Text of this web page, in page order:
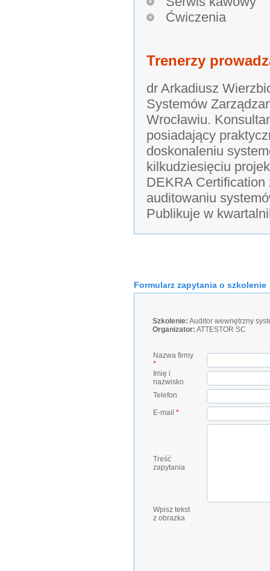
Ćwiczenia
Trenerzy
dr Arkadiusz
Systemów
Wrocławiu.
posiadający
doskonaleniu
kilkudziesięciu
DEKRA
auditowaniu
Publikuje w
Formularz zapytania o szkolenie
Szkolenie: Auditor wewnętrzny
Organizator: ATTESTOR SC
Nazwa firmy
*
Imię i
nazwisko
Telefon
E-mail *
Treść
zapytania
Wpisz tekst
z obrazka